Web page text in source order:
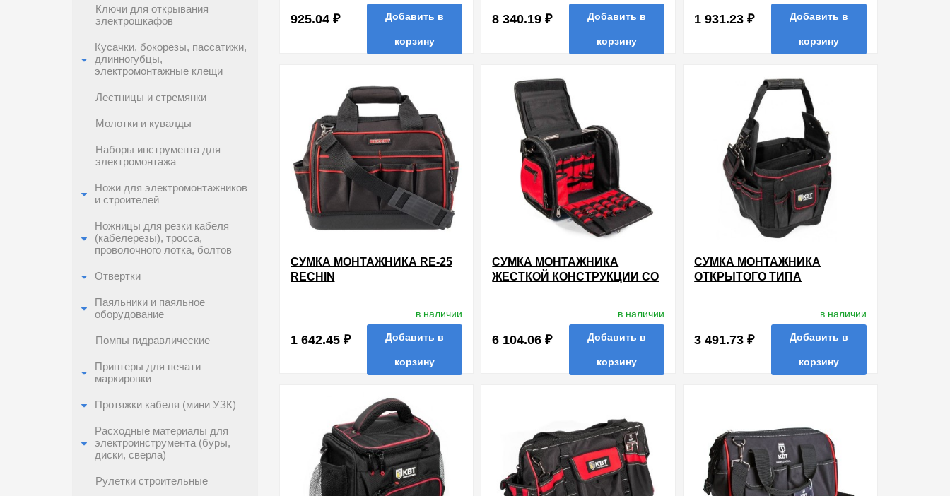
Ключи для открывания
электрошкафов
Кусачки, бокорезы, пассатижи,
длинногубцы,
электромонтажные клещи
Лестницы и стремянки
Молотки и кувалды
Наборы инструмента для
электромонтажа
Ножи для электромонтажников
и строителей
Ножницы для резки кабеля
(кабелерезы), тросса,
проволочного лотка, болтов
Отвертки
Паяльники и паяльное
оборудование
Помпы гидравлические
Принтеры для печати
маркировки
Протяжки кабеля (мини УЗК)
Расходные материалы для
электроинструмента (буры,
диски, сверла)
Рулетки строительные
925.04 ₽ Добавить в
корзину
8 340.19 ₽ Добавить в
корзину
1 931.23 ₽ Добавить в
корзину
СУМКА МОНТАЖНИКА RE-25
RECHIN
1 642.45 ₽
в наличии
Добавить в
корзину
СУМКА МОНТАЖНИКА
ЖЕСТКОЙ КОНСТРУКЦИИ СО
6 104.06 ₽
в наличии
Добавить в
корзину
сравнить купить в 1 клик
СУМКА МОНТАЖНИКА
ОТКРЫТОГО ТИПА
3 491.73 ₽
в наличии
Добавить в
корзину
сравнить купить в 1 клик